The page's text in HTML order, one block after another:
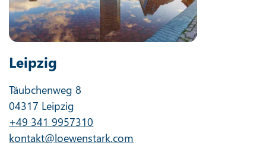
Leipzig
Täubchenweg 8
04317 Leipzig
+49 341 9957310
kontakt@loewenstark.com